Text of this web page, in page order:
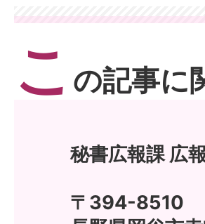
こ の記事に
秘書広報課 広
〒394-8510